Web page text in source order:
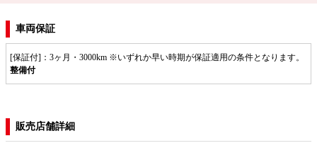
車両保証
[保証付]：3ヶ月・3000km ※いずれか早い時期が保証適用の条件となります。
整備付
販売店舗詳細